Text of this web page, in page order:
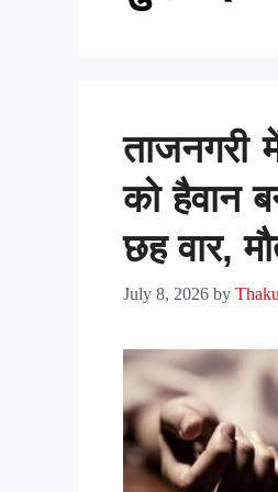
को हैवान
छह वार,
July 8, 2026 by